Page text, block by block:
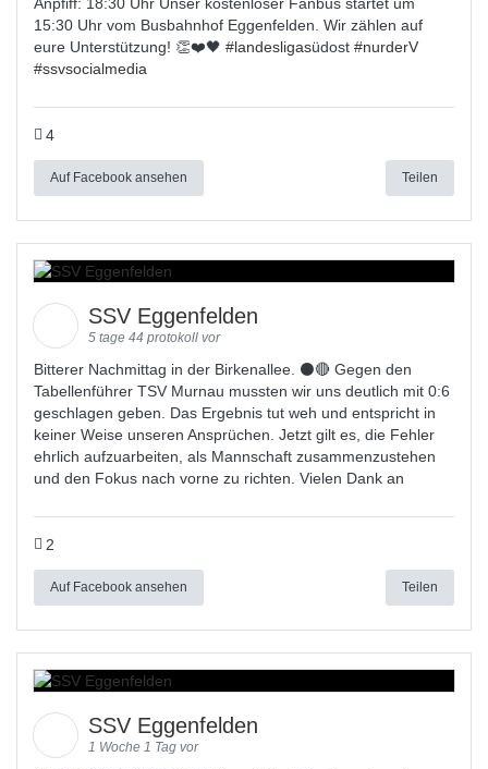
15:30 Uhr vom Busbahnhof Eggenfelden. Wir zählen auf
eure Unterstützung! 👏❤️🖤 #landesligasüdost #nurderV
#ssvsocialmedia
4
Auf Facebook ansehen Teilen
SSV Eggenfelden
5 tage 44 protokoll vor
Bitterer Nachmittag in der Birkenallee. ⚫🔴 Gegen den
Tabellenführer TSV Murnau mussten wir uns deutlich mit 0:6
geschlagen geben. Das Ergebnis tut weh und entspricht in
keiner Weise unseren Ansprüchen. Jetzt gilt es, die Fehler
ehrlich aufzuarbeiten, als Mannschaft zusammenzustehen
und den Fokus nach vorne zu richten. Vielen Dank an
2
Auf Facebook ansehen Teilen
SSV Eggenfelden
1 Woche 1 Tag vor